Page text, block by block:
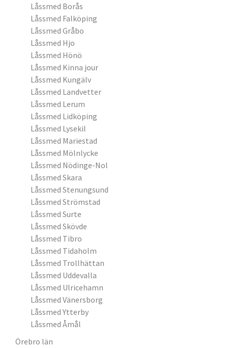
Låssmed Borås
Låssmed Falköping
Låssmed Gråbo
Låssmed Hjo
Låssmed Hönö
Låssmed Kinna jour
Låssmed Kungälv
Låssmed Landvetter
Låssmed Lerum
Låssmed Lidköping
Låssmed Lysekil
Låssmed Mariestad
Låssmed Mölnlycke
Låssmed Nödinge-Nol
Låssmed Skara
Låssmed Stenungsund
Låssmed Strömstad
Låssmed Surte
Låssmed Skövde
Låssmed Tibro
Låssmed Tidaholm
Låssmed Trollhättan
Låssmed Uddevalla
Låssmed Ulricehamn
Låssmed Vänersborg
Låssmed Ytterby
Låssmed Åmål
Örebro län